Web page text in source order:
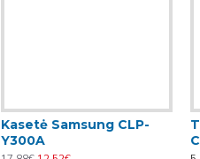
Kasetė Samsung CLP-
Y300A